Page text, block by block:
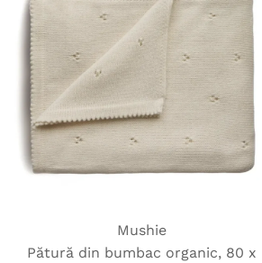
Mushie
Pătură din bumbac organic, 80 x